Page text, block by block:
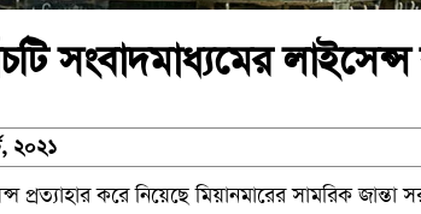
সংবাদমাধ্যমের
২০২১
প্রত্যাহার করে নিয়েছে মিয়ানমারের সামরিক জান্তা